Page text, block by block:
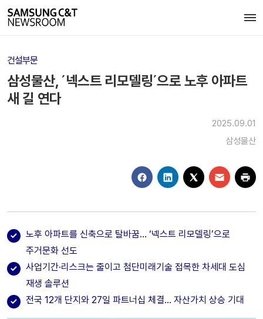
건설부문
삼성물산, ΄넥스트 리모델링΄으로 노후 아파트
새 길 연다
2025.09.01
삼성물산
노후 아파트를 신축으로 탈바꿈… ‘넥스트 리모델링’으로
주거문화 선도
사업기간·리스크는 줄이고 첨단미래기술 접목한 차세대 도심
재생 솔루션
전국 12개 단지와 27일 파트너십 체결… 자산가치 상승 기대